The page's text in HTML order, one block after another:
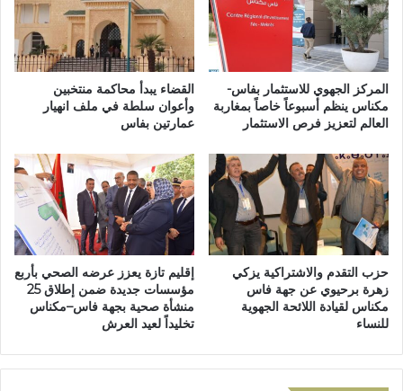
ا
ل
م
ا
ن
ة
ا
س
ت
ر
ج
ا
ع
م
ب
ل
م
ا
ق
أ
ش
غ
ا
ل
ا
ء
و
ح
د
ة
ل
ت
س
و
ق
ا
المركز الجهوي للاستثمار بفاس-
مكناس ينظم أسبوعاً خاصاً بمغاربة
العالم لتعزيز فرص الاستثمار
القضاء يبدأ محاكمة منتخبين
وأعوان سلطة في ملف انهيار
عمارتين بفاس
حزب التقدم والاشتراكية يزكي
زهرة برحيوي عن جهة فاس
مكناس لقيادة اللائحة الجهوية
للنساء
إقليم تازة يعزز عرضه الصحي بأربع
مؤسسات جديدة ضمن إطلاق 25
منشأة صحية بجهة فاس–مكناس
تخليداً لعيد العرش